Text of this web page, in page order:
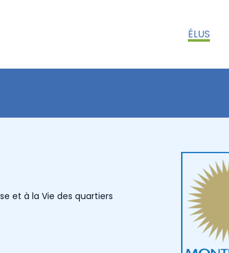
ÉLUS
et à la Vie des quartiers